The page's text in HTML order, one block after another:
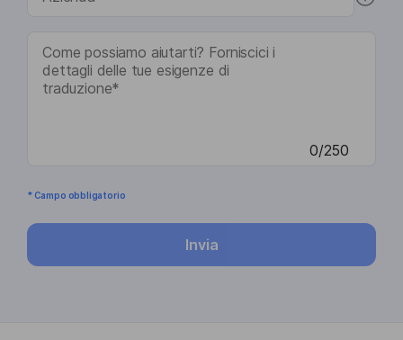
0/250
* Campo obbligatorio
Invia